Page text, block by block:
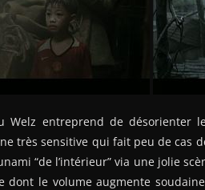
Welz entreprend de désorienter
très sensitive qui fait peu de cas
“de l’intérieur” via une jolie
le volume augmente